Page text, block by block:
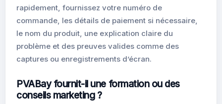
rapidement, fournissez votre numéro de
commande, les détails de paiement si nécessaire,
le nom du produit, une explication claire du
problème et des preuves valides comme des
captures ou enregistrements d’écran.
PVABay fournit-il une formation ou des
conseils marketing ?